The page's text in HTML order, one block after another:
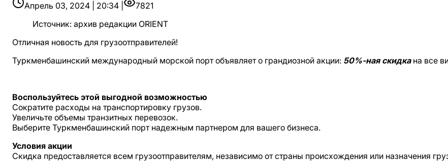
Апрель 03, 2024 | 20:34 |
7821
Источник: архив редакции ORIENT
Отличная новость для грузоотправителей!
Туркменбашинский международный морской порт объявляет о грандиозной акции: 50%-ная скидкана все
Воспользуйтесь этой выгодной возможностью
Сократите расходы на транспортировку грузов.
Увеличьте объемы транзитных перевозок.
Выберите Туркменбашинский порт надежным партнером для вашего бизнеса.
Условия акции
Скидка предоставляется всем грузоотправителям, независимо от страны происхождения или назначения